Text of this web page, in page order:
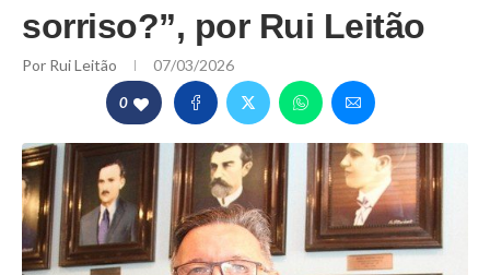
sorriso?”, por Rui Leitão
Por Rui Leitão 07/03/2026
0